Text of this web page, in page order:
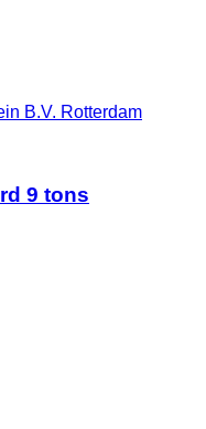
B.V. Rotterdam
9 tons